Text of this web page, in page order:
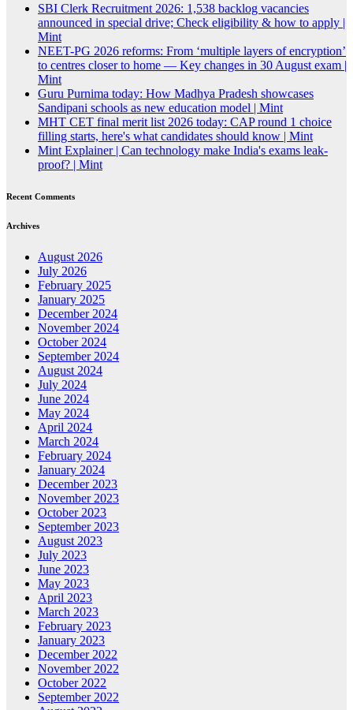
SBI Clerk Recruitment 2026: 1,538 backlog vacancies
announced in special drive; Check eligibility & how to apply |
Mint
NEET-PG 2026 reforms: From ‘multiple layers of encryption’
to centres closer to home — Key changes in 30 August exam |
Mint
Guru Purnima today: How Madhya Pradesh showcases
Sandipani schools as new education model | Mint
MHT CET final merit list 2026 today: CAP round 1 choice
filling starts, here's what candidates should know | Mint
Mint Explainer | Can technology make India's exams leak-
proof? | Mint
Recent Comments
Archives
August 2026
July 2026
February 2025
January 2025
December 2024
November 2024
October 2024
September 2024
August 2024
July 2024
June 2024
May 2024
April 2024
March 2024
February 2024
January 2024
December 2023
November 2023
October 2023
September 2023
August 2023
July 2023
June 2023
May 2023
April 2023
March 2023
February 2023
January 2023
December 2022
November 2022
October 2022
September 2022